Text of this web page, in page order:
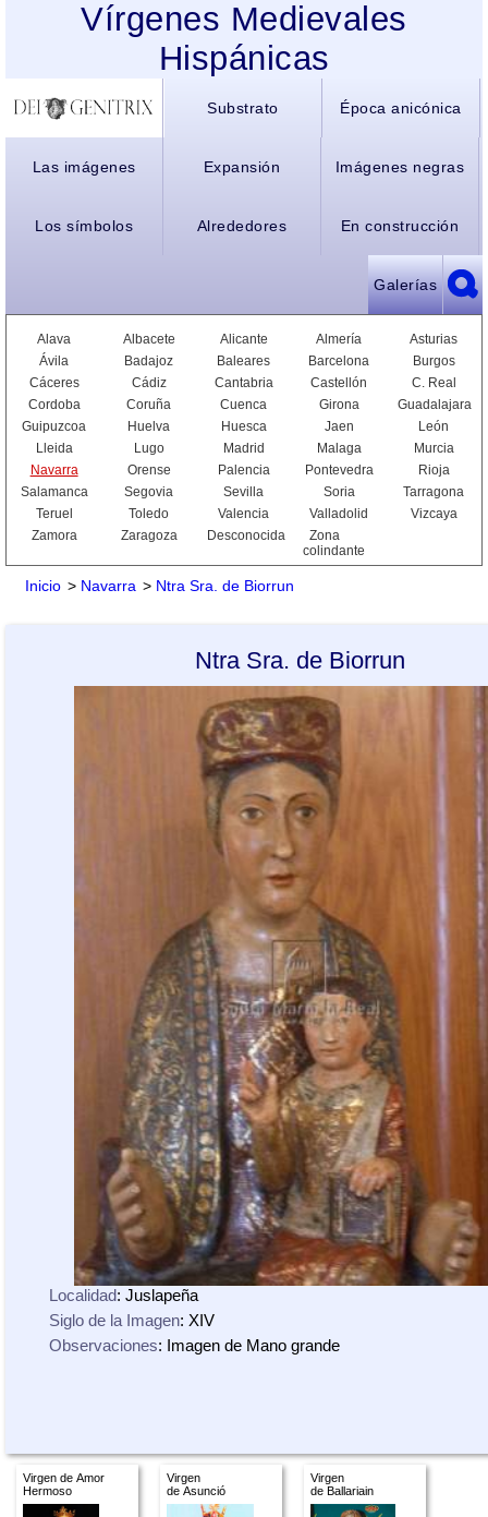
Vírgenes Medievales
Hispánicas
Substrato Época anicónica
Las imágenes Expansión Imágenes negras
Los símbolos Alrededores En construcción
Galerías
Alava Albacete Alicante Almería
Asturias
Ávila
Badajoz Baleares Barcelona
Burgos
Cáceres
Cádiz Cantabria Castellón
C. Real
Cordoba
Coruña Cuenca Girona
Guadalajara
Guipuzcoa
Huelva Huesca Jaen
León
Lleida
Lugo Madrid Malaga
Murcia
Navarra
Orense Palencia Pontevedra
Rioja
Salamanca
Segovia Sevilla Soria
Tarragona
Teruel
Toledo Valencia Valladolid
Vizcaya
Zamora
Zaragoza Desconocida
Zona
colindante
Inicio > Navarra > Ntra Sra. de Biorrun
Ntra Sra. de Biorrun
Localidad: Juslapeña
Siglo de la Imagen: XIV
Observaciones: Imagen de Mano grande
Virgen de Amor
Hermoso
Virgen
de Asunció
Virgen
de Ballariain